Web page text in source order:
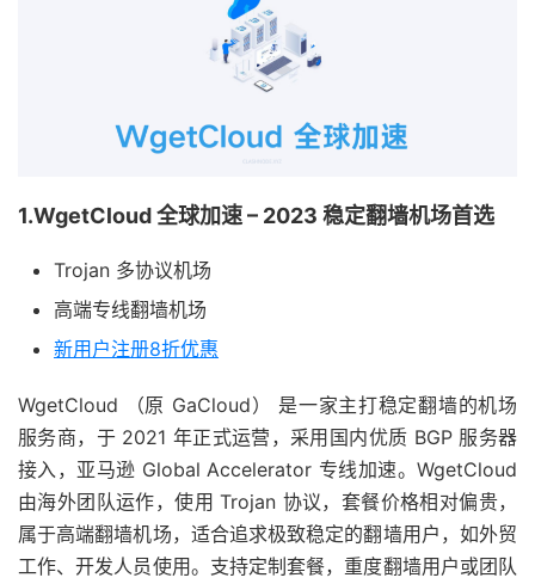
1.WgetCloud 全球加速 – 2023 稳定翻墙机场首选
Trojan 多协议机场
高端专线翻墙机场
新用户注册8折优惠
WgetCloud （原 GaCloud） 是一家主打稳定翻墙的机场
服务商，于 2021 年正式运营，采用国内优质 BGP 服务器
接入，亚马逊 Global Accelerator 专线加速。WgetCloud
由海外团队运作，使用 Trojan 协议，套餐价格相对偏贵，
属于高端翻墙机场，适合追求极致稳定的翻墙用户，如外贸
工作、开发人员使用。支持定制套餐，重度翻墙用户或团队